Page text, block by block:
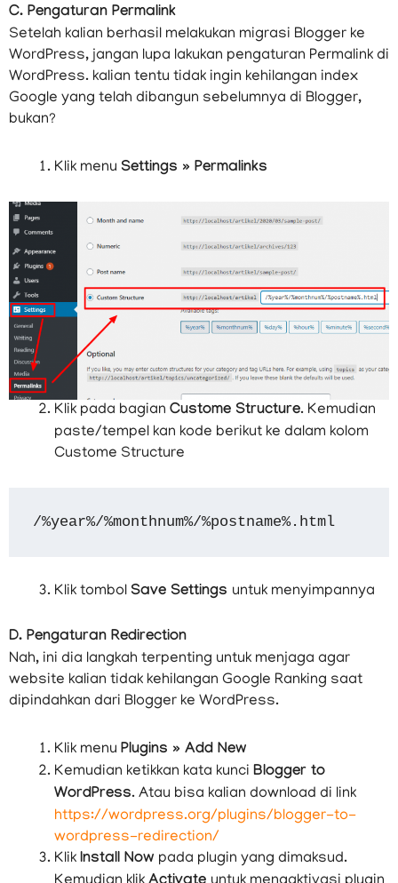
C. Pengaturan Permalink
Setelah kalian berhasil melakukan migrasi Blogger ke
WordPress, jangan lupa lakukan pengaturan Permalink di
WordPress. kalian tentu tidak ingin kehilangan index
Google yang telah dibangun sebelumnya di Blogger,
bukan?
Klik menu Settings » Permalinks
Klik pada bagian Custome Structure. Kemudian
paste/tempel kan kode berikut ke dalam kolom
Custome Structure
/%year%/%monthnum%/%postname%.html
Klik tombol Save Settings untuk menyimpannya
D. Pengaturan Redirection
Nah, ini dia langkah terpenting untuk menjaga agar
website kalian tidak kehilangan Google Ranking saat
dipindahkan dari Blogger ke WordPress.
Klik menu Plugins » Add New
Kemudian ketikkan kata kunci Blogger to
WordPress. Atau bisa kalian download di link
https://wordpress.org/plugins/blogger-to-
wordpress-redirection/
Klik Install Now pada plugin yang dimaksud.